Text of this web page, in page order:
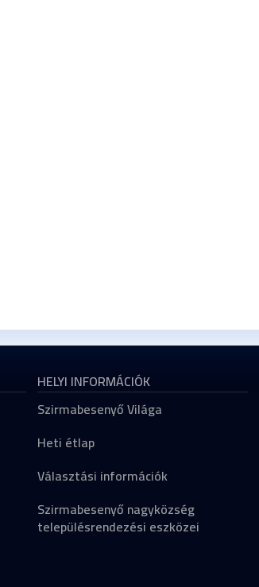
HELYI INFORMÁCIÓK
Szirmabesenyő Világa
Heti étlap
Választási információk
Szirmabesenyő nagyközség
településrendezési eszközei